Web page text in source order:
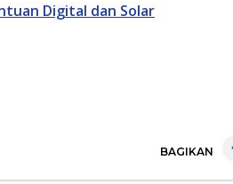
Digital dan Solar
BAGIKAN